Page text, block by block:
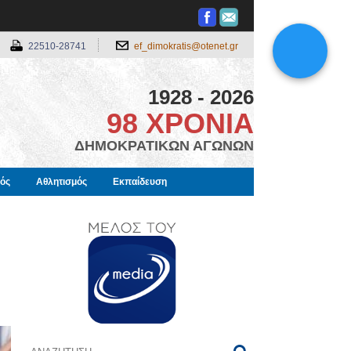
22510-28741 ef_dimokratis@otenet.gr
1928 - 2026
98 ΧΡΟΝΙΑ
ΔΗΜΟΚΡΑΤΙΚΩΝ ΑΓΩΝΩΝ
Αθλητισμός Εκπαίδευση